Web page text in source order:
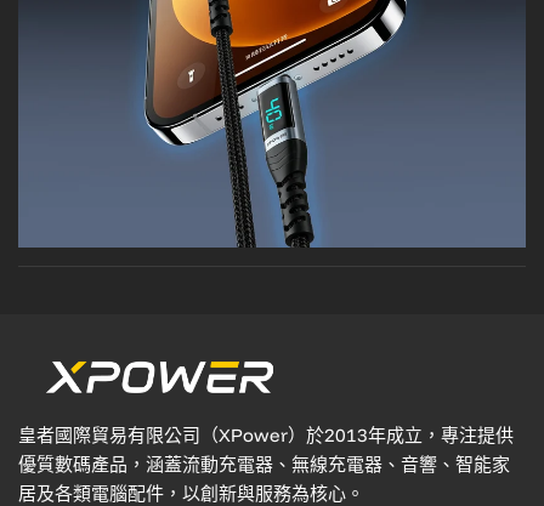
皇者國際貿易有限公司（XPower）於2013年成立，專注提供
優質數碼產品，涵蓋流動充電器、無線充電器、音響、智能家
居及各類電腦配件，以創新與服務為核心。